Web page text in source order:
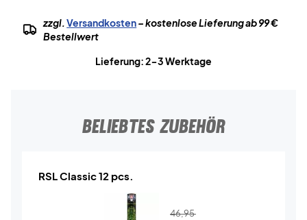
zzgl.Versandkosten– kostenlose Lieferung ab 99 €
Bestellwert
Lieferung: 2-3 Werktage
BELIEBTES ZUBEHÖR
RSL Classic 12 pcs.
46,95